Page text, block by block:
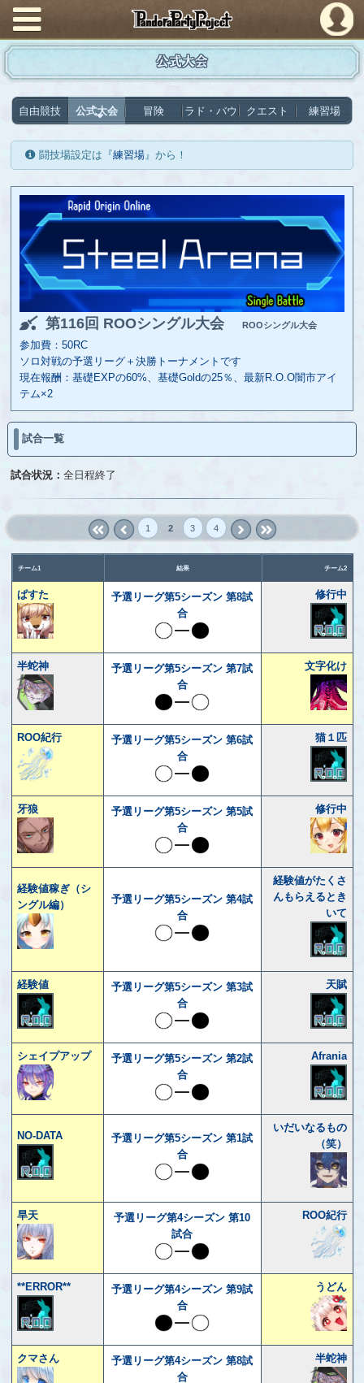
PandoraPartyProject
公式大会
自由競技 公式大会 冒険 ラド・バウ クエスト 練習場
闘技場設定は『練習場』から！
第116回 ROOシングル大会 ROOシングル大会
参加費：50RC
ソロ対戦の予選リーグ＋決勝トーナメントです
現在報酬：基礎EXPの60%、基礎Goldの25％、最新R.O.O闇市アイ
テム×2
試合一覧
試合状況：全日程終了
1 2 3 4
チーム1 結果 チーム2
ぱすた
予選リーグ第5シーズン 第8試
合
修行中
半蛇神
予選リーグ第5シーズン 第7試
合
文字化け
ROO紀行
予選リーグ第5シーズン 第6試
合
猫１匹
牙狼
予選リーグ第5シーズン 第5試
合
修行中
経験値稼ぎ（シ
ングル編）
予選リーグ第5シーズン 第4試
合
経験値がたくさ
んもらえるとき
いて
経験値
予選リーグ第5シーズン 第3試
合
天賦
シェイプアップ
予選リーグ第5シーズン 第2試
合
Afrania
NO-DATA
予選リーグ第5シーズン 第1試
合
いだいなるもの
（笑）
旱天
予選リーグ第4シーズン 第10
試合
ROO紀行
**ERROR**
予選リーグ第4シーズン 第9試
合
うどん
クマさん
予選リーグ第4シーズン 第8試
合
半蛇神